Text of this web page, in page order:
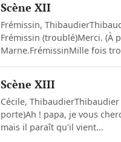
Scène XII
Frémissin,
Frémissin (troublé)Merci. (À
Marne.FrémissinMille fois
Scène XIII
Cécile,
porte)Ah ! papa, je vous
mais il paraît qu'il vient...